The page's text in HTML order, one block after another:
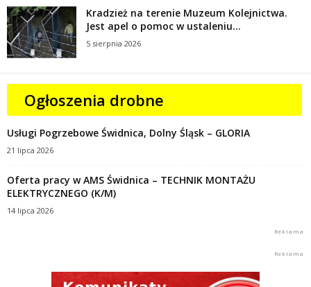
Kradzież na terenie Muzeum Kolejnictwa.
Jest apel o pomoc w ustaleniu...
5 sierpnia 2026
Ogłoszenia drobne
Usługi Pogrzebowe Świdnica, Dolny Śląsk – GLORIA
21 lipca 2026
Oferta pracy w AMS Świdnica – TECHNIK MONTAŻU
ELEKTRYCZNEGO (K/M)
14 lipca 2026